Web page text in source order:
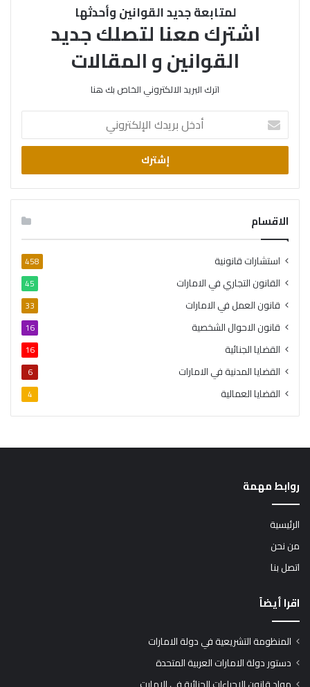
لمتابعة جديد القوانين وأحدثها
اشترك معنا لتصلك جديد
القوانين و المقالات
اترك البريد الالكتروني الخاص بك هنا
أدخل
بريدك
الإلكتروني
الاقسام
استشارات قانونية 458
القانون التجاري في الامارات 45
قانون العمل في الامارات 33
قانون الاحوال الشخصية 16
القضايا الجنائية 16
القضايا المدنية في الامارات 6
القضايا العمالية 4
روابط مهمة
الرئيسية
من نحن
اتصل بنا
اقرا أيضاً
المنظومة التشريعية في دولة الامارات
دستور دولة الامارات العربية المتحدة